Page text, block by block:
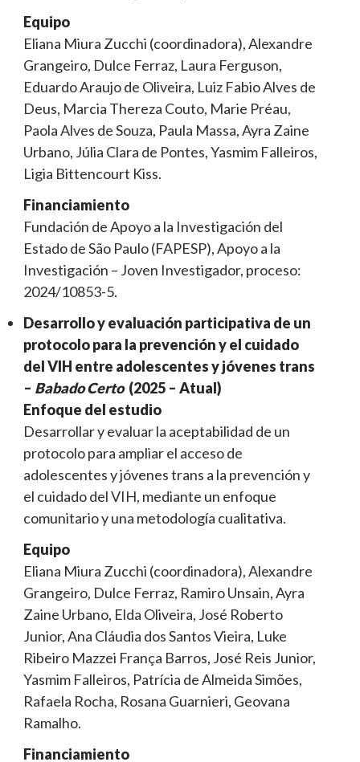
Equipo
Eliana Miura Zucchi (coordinadora), Alexandre
Grangeiro, Dulce Ferraz, Laura Ferguson,
Eduardo Araujo de Oliveira, Luiz Fabio Alves de
Deus, Marcia Thereza Couto, Marie Préau,
Paola Alves de Souza, Paula Massa, Ayra Zaine
Urbano, Júlia Clara de Pontes, Yasmim Falleiros,
Ligia Bittencourt Kiss.
Financiamiento
Fundación de Apoyo a la Investigación del
Estado de São Paulo (FAPESP), Apoyo a la
Investigación – Joven Investigador, proceso:
2024/10853-5.
Desarrollo y evaluación participativa de un
protocolo para la prevención y el cuidado
del VIH entre adolescentes y jóvenes trans
– Babado Certo (2025 – Atual)
Enfoque del estudio
Desarrollar y evaluar la aceptabilidad de un
protocolo para ampliar el acceso de
adolescentes y jóvenes trans a la prevención y
el cuidado del VIH, mediante un enfoque
comunitario y una metodología cualitativa.
Equipo
Eliana Miura Zucchi (coordinadora), Alexandre
Grangeiro, Dulce Ferraz, Ramiro Unsain, Ayra
Zaine Urbano, Elda Oliveira, José Roberto
Junior, Ana Cláudia dos Santos Vieira, Luke
Ribeiro Mazzei França Barros, José Reis Junior,
Yasmim Falleiros, Patrícia de Almeida Simões,
Rafaela Rocha, Rosana Guarnieri, Geovana
Ramalho.
Financiamiento